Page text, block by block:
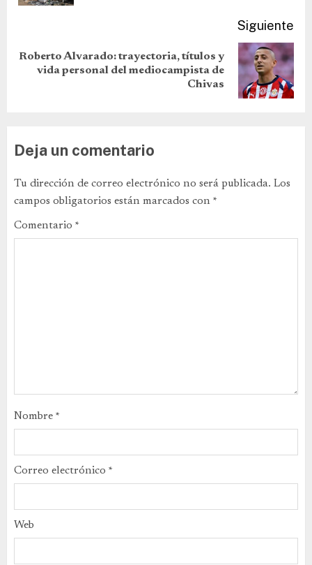
Siguiente
Roberto Alvarado: trayectoria, títulos y
vida personal del mediocampista de
Chivas
Deja un comentario
Tu dirección de correo electrónico no será publicada. Los
campos obligatorios están marcados con *
Comentario *
Nombre *
Correo electrónico *
Web